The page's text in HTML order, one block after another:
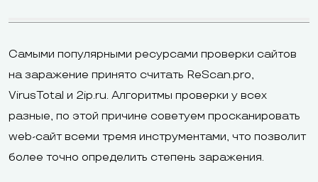
Самыми популярными ресурсами проверки сайтов
на заражение принято считать ReScan.pro,
VirusTotal и 2ip.ru. Алгоритмы проверки у всех
разные, по этой причине советуем просканировать
web-сайт всеми тремя инструментами, что позволит
более точно определить степень заражения.